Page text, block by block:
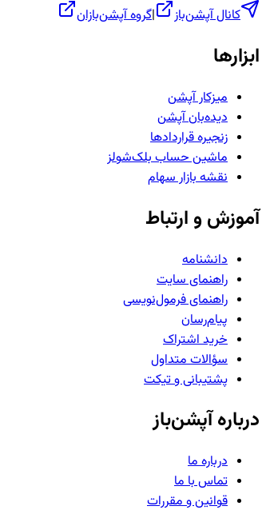
کانال آپشن‌باز
|گروه آپشن‌بازان
ابزارها
میزکار آپشن
دیده‌بان آپشن
زنجیره قراردادها
ماشین حساب بلک‌شولز
نقشه بازار سهام
آموزش و ارتباط
دانشنامه
راهنمای سایت
راهنمای فرمول‌نویسی
پیام‌رسان
خرید اشتراک
سؤالات متداول
پشتیبانی و تیکت
درباره آپشن‌باز
درباره ما
تماس با ما
قوانین و مقررات